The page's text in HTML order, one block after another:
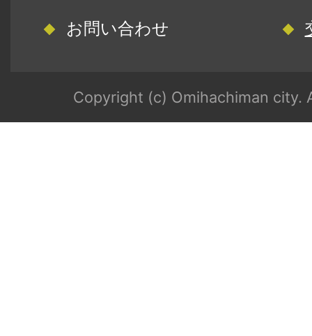
お問い合わせ
Copyright (c) Omihachiman city.